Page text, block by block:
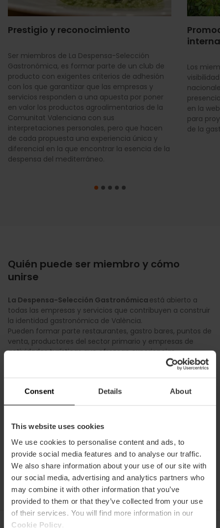
Consent Details About
This website uses cookies
We use cookies to personalise content and ads, to
provide social media features and to analyse our traffic.
We also share information about your use of our site with
our social media, advertising and analytics partners who
may combine it with other information that you’ve
provided to them or that they’ve collected from your use
of their services. You will find more information in our
Cookie Policy
Prestigio y reconocimiento
Ser miembros de La Despensa-Selección
Gastronómica, es formar parte de un club de
producto con exigentes criterios de adhesión
con los que garantizar que las empresas y
servicios responden a una apuesta por poner
en valor los productos agroalimentarios de la
Comunitat Valenciana con sus
interpretaciones personales, pero que hacen
de cada propuesta una experiencia única y
diferencial en la que encontrar la esencia de la
despensa del mediterráneo.
Los
en la
para
de la
Quién puede ser miembro y cómo
unirse
La Despensa-Selección Gastronómica está abierto a
todas las empresas y servicios que contribuyen a construir
la identidad gastronómica de València.
Pueden formar parte restaurantes, gastro bares, puntos de
venta, productores del sector primario y empresas de
actividades turísticas que ofrezcan experiencias
Unirse al Club es un
proceso voluntario y sencillo: las
establecidos por la Fundació Visit València, presentar su
declaración responsable a modo de solicitud y superar la
fase de evaluación.
Una vez aceptadas, acceden a formación, promoción y a
la red de profesionales que dan sabor al Mediterráneo.